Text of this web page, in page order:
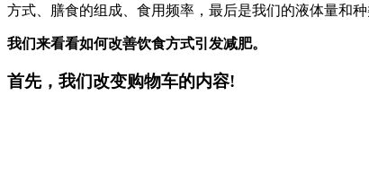
方式、膳食的组成、食用频率，最后是我们的液体量和种
我们来看看如何改善饮食方式引发减肥。
首先，我们改变购物车的内容!